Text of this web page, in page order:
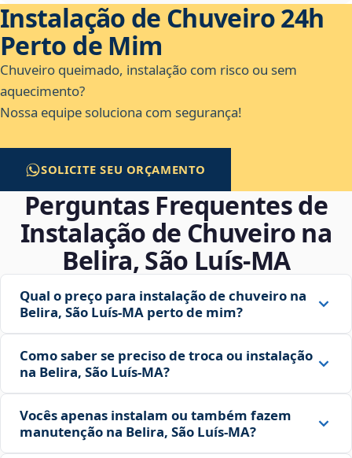
Instalação de Chuveiro 24h
Perto de Mim
Chuveiro queimado, instalação com risco ou sem
aquecimento?
Nossa equipe soluciona com segurança!
SOLICITE SEU ORÇAMENTO
Perguntas Frequentes de
Instalação de Chuveiro na
Belira, São Luís‑MA
Qual o preço para instalação de chuveiro na
Belira, São Luís‑MA perto de mim?
Como saber se preciso de troca ou instalação
na Belira, São Luís‑MA?
Vocês apenas instalam ou também fazem
manutenção na Belira, São Luís‑MA?